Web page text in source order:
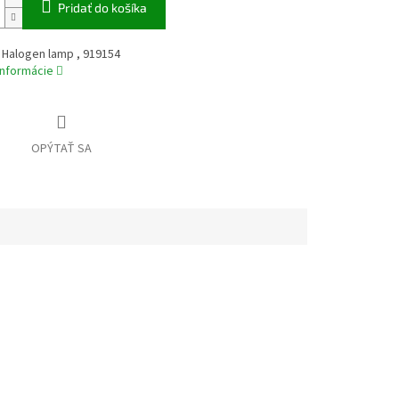
Pridať do košíka
Halogen lamp , 919154
OPÝTAŤ SA